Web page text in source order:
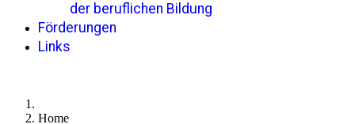
der beruflichen Bildung
Förderungen
Links
Home